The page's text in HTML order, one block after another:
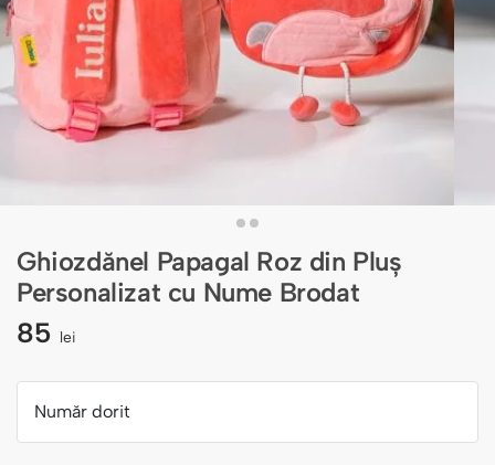
Ghiozdănel Papagal Roz din Pluș
Personalizat cu Nume Brodat
85 lei
Număr dorit